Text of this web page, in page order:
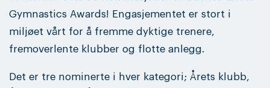
Gymnastics Awards! Engasjementet er stort i
miljøet vårt for å fremme dyktige trenere,
fremoverlente klubber og flotte anlegg.
Det er tre nominerte i hver kategori; Årets klubb,